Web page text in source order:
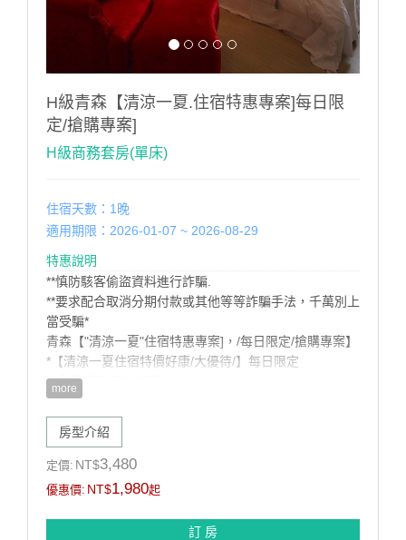
H級青森【清涼一夏.住宿特惠專案]每日限
定/搶購專案]
H級商務套房(單床)
住宿天數：1晚
適用期限：2026-01-07 ~ 2026-08-29
特惠說明
**慎防駭客偷盜資料進行詐騙.
**要求配合取消分期付款或其他等等詐騙手法，千萬別上
當受騙*
青森【"清涼一夏"住宿特惠專案]，/每日限定/搶購專案】
*【清涼一夏住宿特價好康/大優待/】每日限定
*免費精緻早餐二客!!
*免費漫遊腳踏車租借服務
/住宿最熱門.搶先預定/：
https://dryadmotel.ezhotel.com.tw/
青森精品商旅 台南市歸仁區文化街三段529號 06-
2301212
more
房型介紹
定價: NT$3,480
優惠價: NT$1,980起
訂 房